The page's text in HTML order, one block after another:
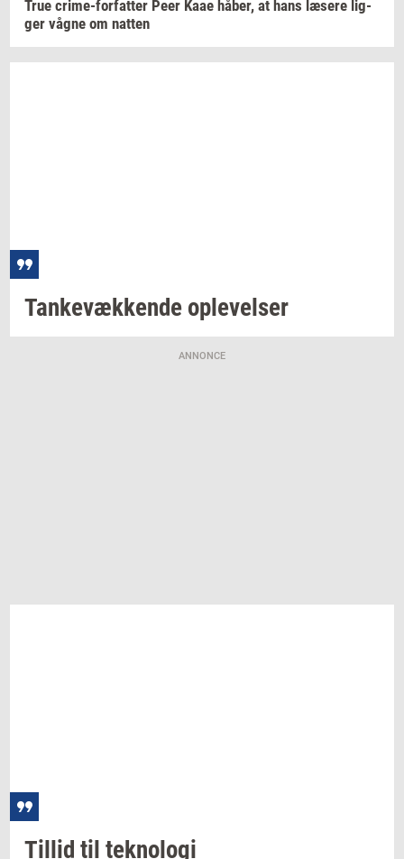
True crime-​forfatter Peer Kaae håber, at hans læ­se­re lig­
ger vågne om nat­ten
Tan­ke­væk­ken­de op­le­vel­ser
ANNONCE
Til­lid til tek­no­lo­gi